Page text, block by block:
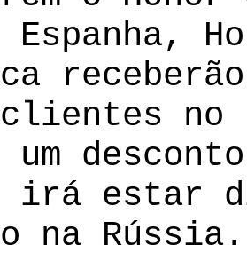
receberão
no
um
irá estar
na Rússia.